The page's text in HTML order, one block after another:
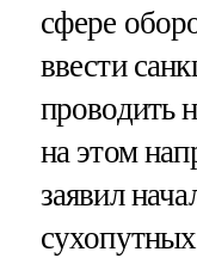
сфере
ввести
проводить
на этом
заявил